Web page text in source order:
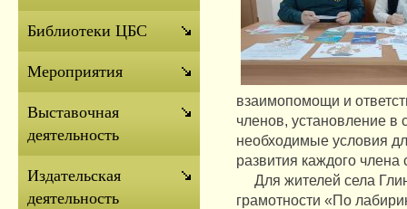
взаимопомощи и
членов, установление
необходимые условия
развития каждого
Для жителей села
грамотности «По
Библиотеки ЦБС
Мероприятия
Выставочная
деятельность
Издательская
деятельность